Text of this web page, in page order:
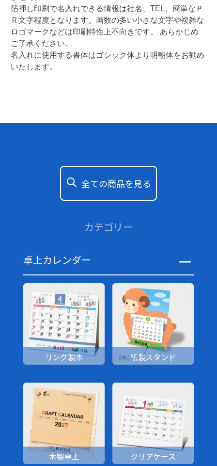
箔押し印刷で名入れできる情報は社名、TEL、簡単なＰ
Ｒ文字程度となります。画数の多い小さな文字や複雑な
ロゴマークなどは印刷特性上不向きです。 あらかじめ
ご了承ください。
名入れに使用する書体はゴシック体より明朝体をお勧め
いたします。
全ての商品を見る
カテゴリー
卓上カレンダー
リング製本 紙製スタンド
木製卓上 クリアケース